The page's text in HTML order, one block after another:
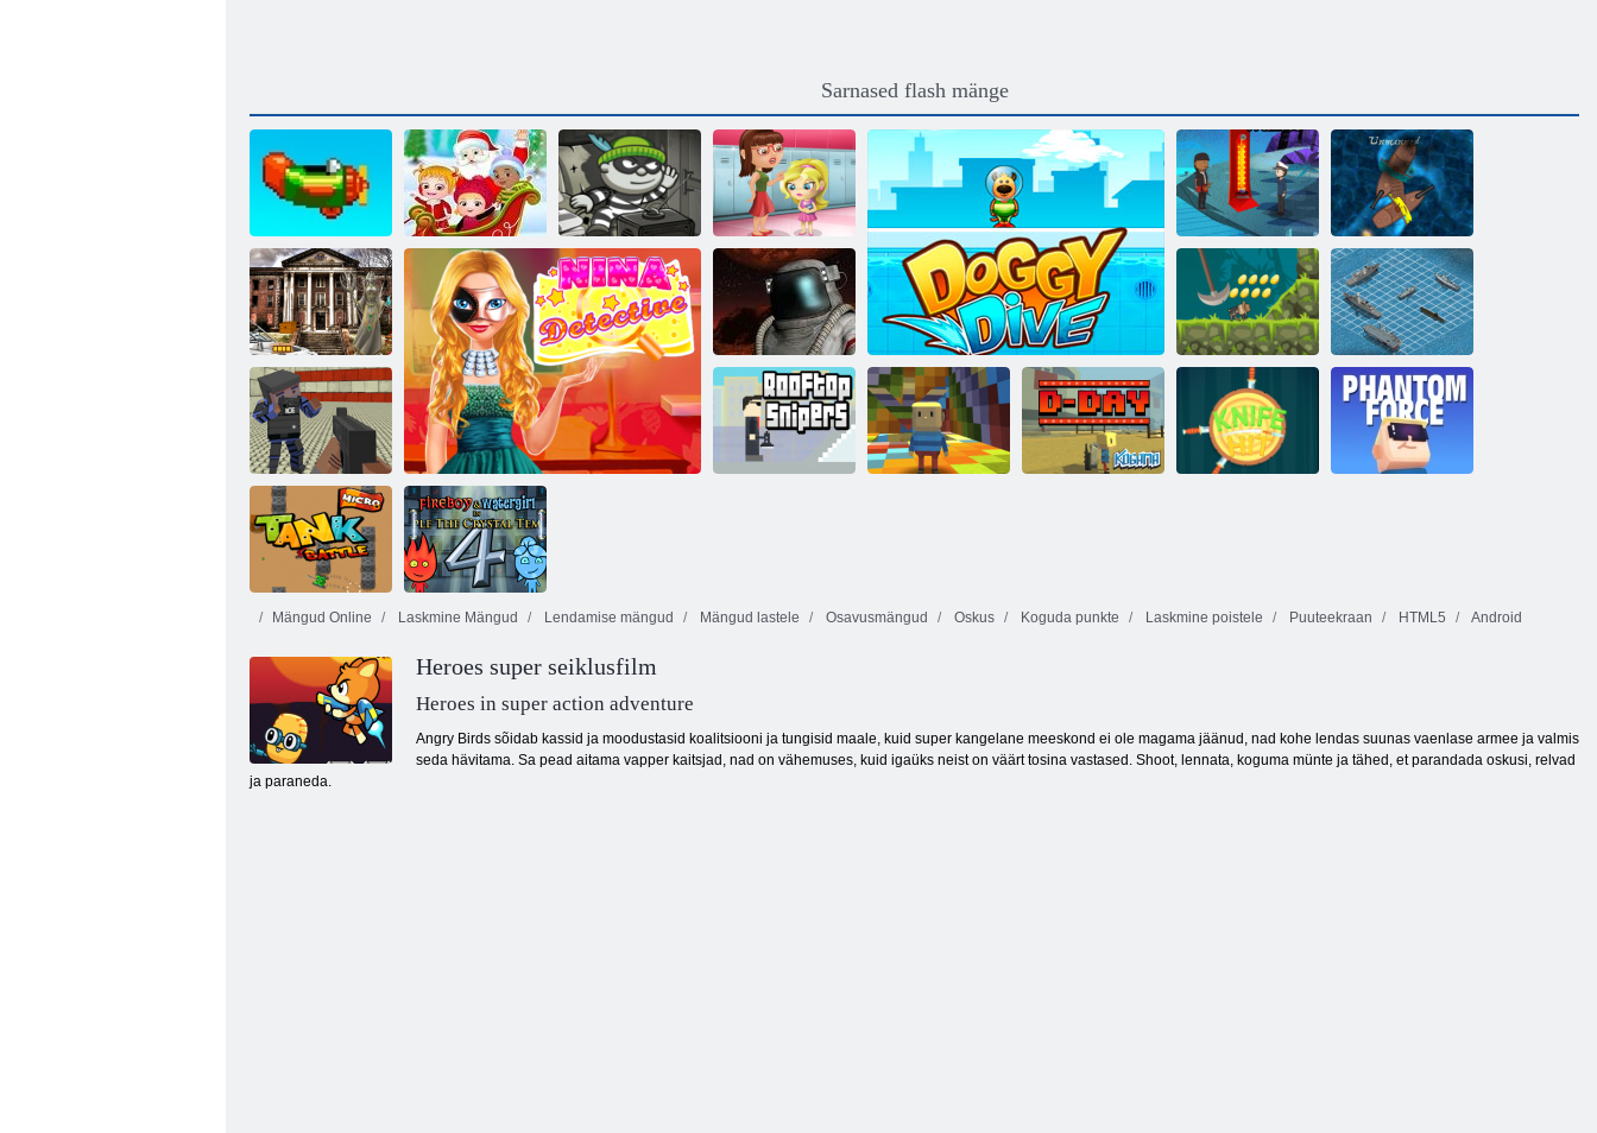
Sarnased flash mänge
Korrake uuesti
Beebi sarapuu
jõulude üllatus
Bob röövel H5
Slacking mängu
kool
Bayou saar Piratebattle. Io
Mahajäetud
ülikool HTML5
Escape
Nina detektiiv
Lahingupiirkond Indi kahur
Soomuslaev
sõda
Kandilised
Gangster
Warfare
Mikropaagilahing
Watergirl 4:
kristalltempel
Mängud Online Laskmine Mängud Lendamise mängud Mängud lastele Osavusmängud Oskus Koguda punkte Laskmine poistele Puuteekraan HTML5 Android
Heroes super seiklusfilm
Heroes in super action adventure
Angry Birds sõidab kassid ja moodustasid koalitsiooni ja tungisid maale, kuid super kangelane meeskond ei ole magama jäänud, nad kohe lendas suunas vaenlase armee ja valmis
seda hävitama. Sa pead aitama vapper kaitsjad, nad on vähemuses, kuid igaüks neist on väärt tosina vastased. Shoot, lennata, koguma münte ja tähed, et parandada oskusi, relvad
ja paraneda.